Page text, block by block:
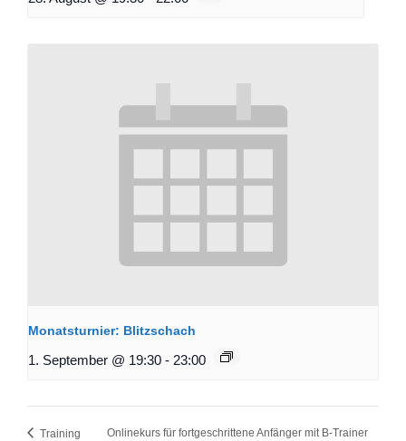
Monatsturnier: Blitzschach
1. September @ 19:30 - 23:00
Training
Onlinekurs für fortgeschrittene Anfänger mit B-Trainer